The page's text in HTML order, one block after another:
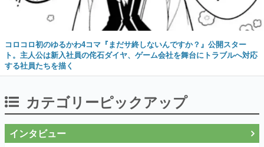
コロコロ初のゆるかわ4コマ『まだサ終しないんですか？』公開スター
ト。主人公は新入社員の侘石ダイヤ、ゲーム会社を舞台にトラブルへ対応
する社員たちを描く
カテゴリーピックアップ
インタビュー